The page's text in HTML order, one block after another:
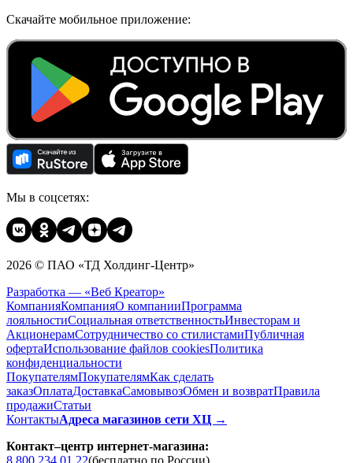
Скачайте мобильное приложение:
Мы в соцсетях:
2026 © ПАО «ТД Холдинг-Центр»
Разработка — «Веб Креатор»
КомпанияКомпанияО компанииПрограмма
лояльностиСоциальная ответственностьИнвесторам и
АкционерамСотрудничество со стилистамиПубличная
офертаИспользование файлов cookiesПолитика
конфиденциальности
ПокупателямПокупателямКак сделать
заказОплатаДоставкаCамовывозОбмен и возвратПравила
продажиСтатьи
КонтактыАдреса магазинов сети ХЦ →
Контакт–центр интернет-магазина:
8 800 234 01 22(бесплатно по России)